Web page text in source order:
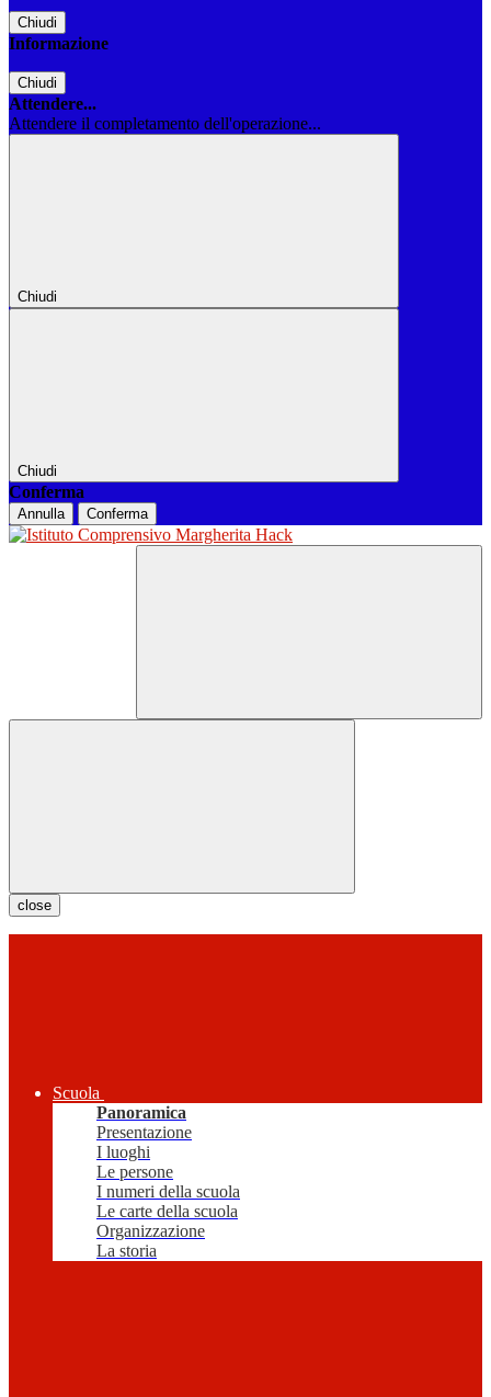
Chiudi
Informazione
Chiudi
Attendere...
Attendere il completamento dell'operazione...
Chiudi
Chiudi
Conferma
Annulla Conferma
close
Scuola
Panoramica
Presentazione
I luoghi
Le persone
I numeri della scuola
Le carte della scuola
Organizzazione
La storia